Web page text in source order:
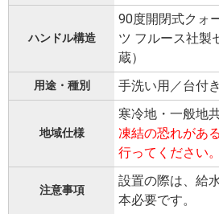
ハンドル構造
90度開閉式クォ
ツ フルース社製
蔵）
用途・種別 手洗い用／台付
地域仕様
寒冷地・一般地
凍結の恐れがあ
行ってください。
注意事項
設置の際は、給
本必要です。